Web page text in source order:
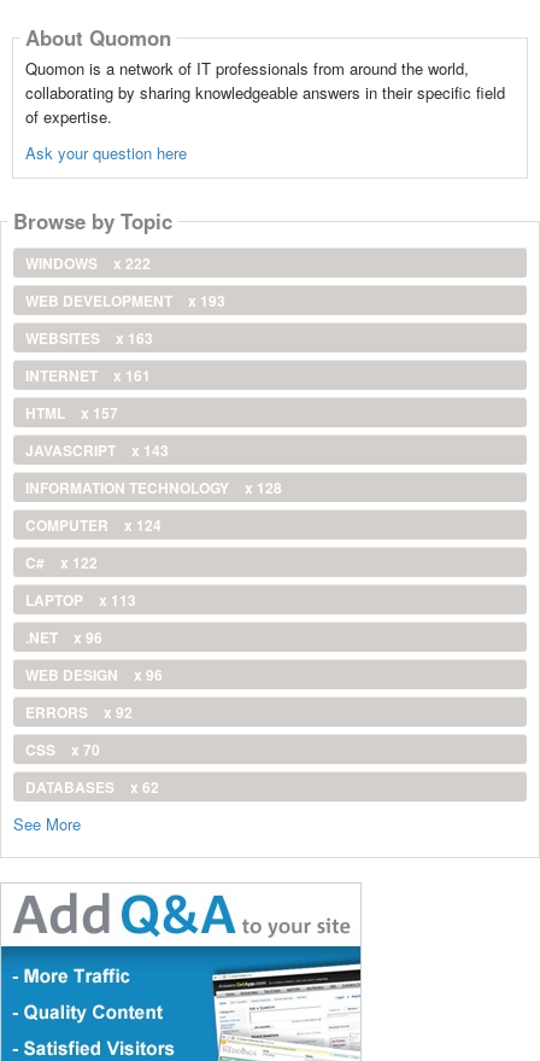
About Quomon
Quomon is a network of IT professionals from around the world,
collaborating by sharing knowledgeable answers in their specific field
of expertise.
Ask your question here
Browse by Topic
WINDOWS
x 222
WEB DEVELOPMENT
x 193
WEBSITES
x 163
INTERNET
x 161
HTML
x 157
JAVASCRIPT
x 143
INFORMATION TECHNOLOGY
x 128
COMPUTER
x 124
C#
x 122
LAPTOP
x 113
.NET
x 96
WEB DESIGN
x 96
ERRORS
x 92
CSS
x 70
DATABASES
x 62
See More